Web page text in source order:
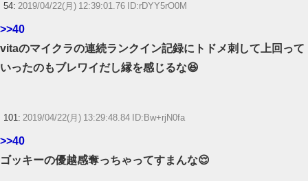
54: 2019/04/22(月) 12:39:01.76 ID:rDYY5rO0M
>>40
vitaのマイクラの連続ランクイン記録にトドメ刺して上回って
いったのもブレワイだし縁を感じるな😆
101: 2019/04/22(月) 13:29:48.84 ID:Bw+rjN0fa
>>40
ゴッキーの優越感奪っちゃってすまんな😌